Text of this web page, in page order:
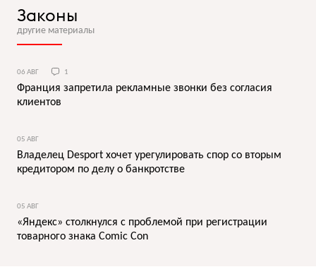
Законы
другие материалы
06 АВГ 1
Франция запретила рекламные звонки без согласия
клиентов
05 АВГ
Владелец Desport хочет урегулировать спор со вторым
кредитором по делу о банкротстве
05 АВГ
«Яндекс» столкнулся с проблемой при регистрации
товарного знака Comic Con